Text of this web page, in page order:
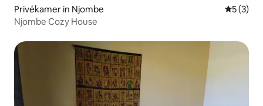
Privékamer in Njombe
5 (3)
Njombe Cozy House